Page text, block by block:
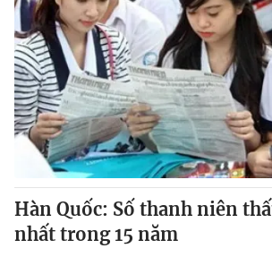
VTV Money VTV Thể
VTV Sức khoẻ Bất động
Thị trường 24h Tấm lòng
VTV4 Vươn
VTV9
Hàn Quốc: Số thanh niên
nhất trong 15 năm